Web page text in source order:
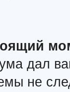
дал
не